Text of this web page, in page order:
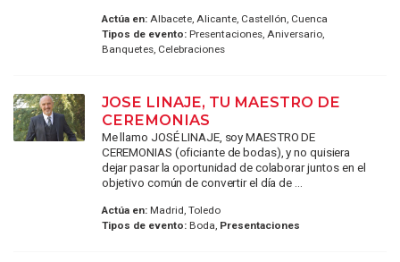
Actúa en:Albacete, Alicante, Castellón, Cuenca
Tipos de evento:Presentaciones, Aniversario,
Banquetes, Celebraciones
JOSE LINAJE, TU MAESTRO DE
CEREMONIAS
Me llamo JOSÉ LINAJE, soy MAESTRO DE
CEREMONIAS (oficiante de bodas), y no quisiera
dejar pasar la oportunidad de colaborar juntos en el
objetivo común de convertir el día de ...
Actúa en:Madrid, Toledo
Tipos de evento:Boda, Presentaciones